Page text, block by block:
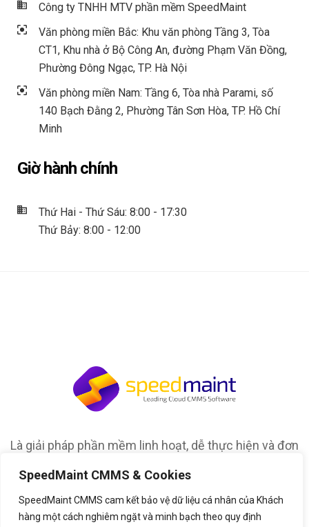
SpeedMaint CMMS & Cookies
SpeedMaint CMMS cam kết bảo vệ dữ liệu cá nhân của Khách
hàng một cách nghiêm ngặt và minh bạch theo quy định
Công ty TNHH MTV phần mềm SpeedMaint
Văn phòng miền Bắc: Khu văn phòng Tầng 3, Tòa
CT1, Khu nhà ở Bộ Công An, đường Phạm Văn Đồng,
Phường Đông Ngạc, TP. Hà Nội
Văn phòng miền Nam: Tầng 6, Tòa nhà Parami, số
140 Bạch Đằng 2, Phường Tân Sơn Hòa, TP. Hồ Chí
Minh
Giờ hành chính
Thứ Hai - Thứ Sáu: 8:00 - 17:30
Thứ Bảy: 8:00 - 12:00
Là giải pháp phần mềm linh hoạt, dễ thực hiện và đơn
của bất kỳ loại tài sản nào